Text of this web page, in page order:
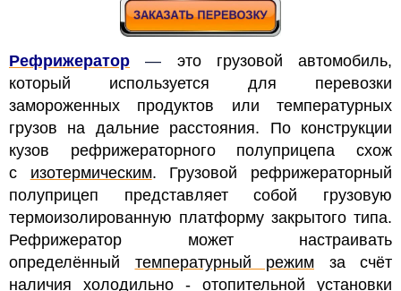
Рефрижератор —
это грузовой автомобиль,
который используется для перевозки
замороженных продуктов или температурных
грузов на дальние расстояния. По конструкции
кузов рефрижераторного полуприцепа схож
с изотермическим. Грузовой рефрижераторный
полуприцеп представляетсобой грузовую
термоизолированную платформу закрытого типа.
Рефрижератор может настраивать
определённый температурный режим за счёт
наличия холодильно - отопительной установки